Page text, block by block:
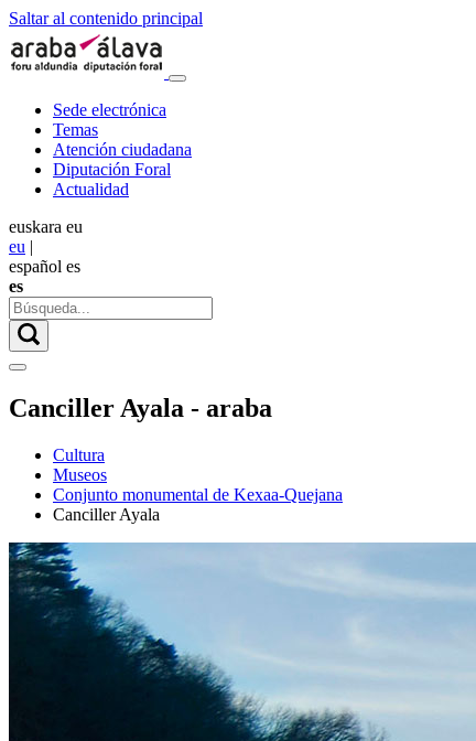
Saltar al contenido principal
Sede electrónica
Temas
Atención ciudadana
Diputación Foral
Actualidad
euskara eu
eu |
español es
es
Canciller Ayala - araba
Cultura
Museos
Conjunto monumental de Kexaa-Quejana
Canciller Ayala